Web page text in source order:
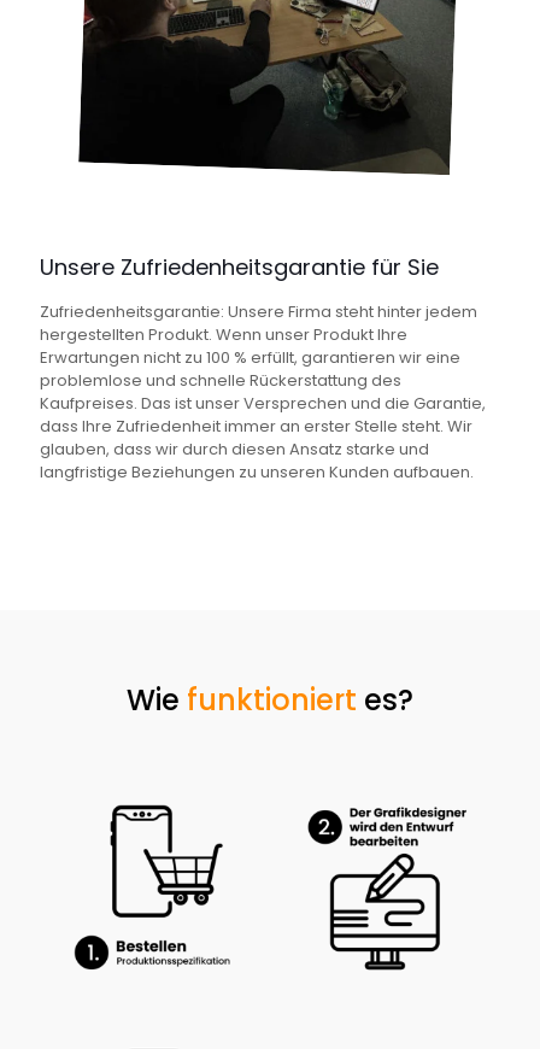
Unsere Zufriedenheitsgarantie für Sie
Zufriedenheitsgarantie: Unsere Firma steht hinter jedem
hergestellten Produkt. Wenn unser Produkt Ihre
Erwartungen nicht zu 100 % erfüllt, garantieren wir eine
problemlose und schnelle Rückerstattung des
Kaufpreises. Das ist unser Versprechen und die Garantie,
dass Ihre Zufriedenheit immer an erster Stelle steht. Wir
glauben, dass wir durch diesen Ansatz starke und
langfristige Beziehungen zu unseren Kunden aufbauen.
Wie funktioniert es?